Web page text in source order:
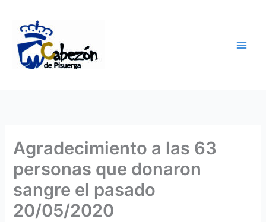
contenido
Agradecimiento a las 63
personas que donaron
sangre el pasado
20/05/2020